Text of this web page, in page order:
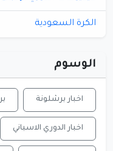
الكرة السعودية
الوسوم
اخبار برشلونة
اخبار الدوري الاسباني